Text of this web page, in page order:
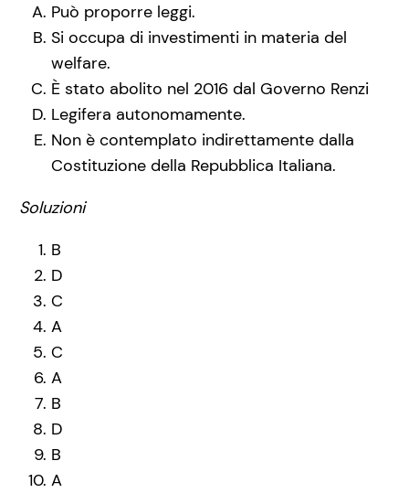
Può proporre leggi.
Si occupa di investimenti in materia del
welfare.
È stato abolito nel 2016 dal Governo Renzi
Legifera autonomamente.
Non è contemplato indirettamente dalla
Costituzione della Repubblica Italiana.
Soluzioni
B
D
C
A
C
A
B
D
B
A